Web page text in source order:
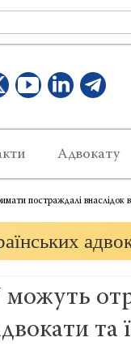
Адвокату
постраждалі внаслідок
можуть
та